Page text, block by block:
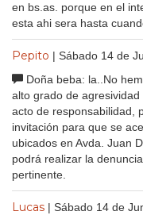
en bs.as. porque en el
esta ahi sera hasta
Pepito | Sábado 14 de
Doña beba: la..No
alto grado de
acto de responsabilidad,
invitación para que se
ubicados en Avda. Juan
podrá realizar la
pertinente.
Lucas | Sábado 14 de